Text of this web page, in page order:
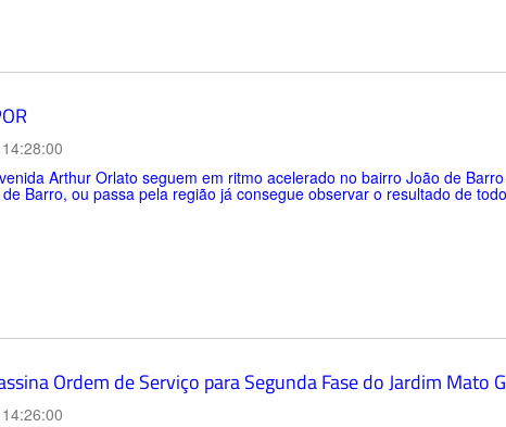
Arthur Orlato seguem em ritmo acelerado no bairro João de
Barro, ou passa pela região já consegue observar o resultado de
Ordem de Serviço para Segunda Fase do Jardim Mato